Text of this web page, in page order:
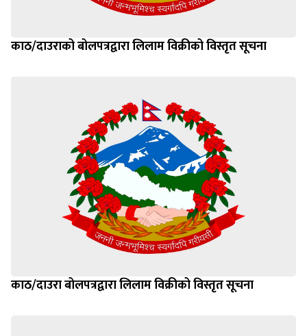
काठ/दाउराको बोलपत्रद्वारा लिलाम विक्रीको विस्तृत सूचना
काठ/दाउरा बोलपत्रद्वारा लिलाम विक्रीको विस्तृत सूचना